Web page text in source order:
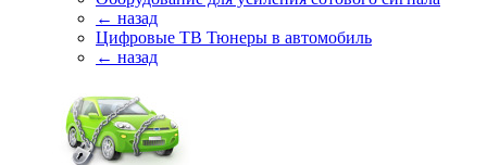
← назад
Цифровые ТВ Тюнеры в автомобиль
← назад